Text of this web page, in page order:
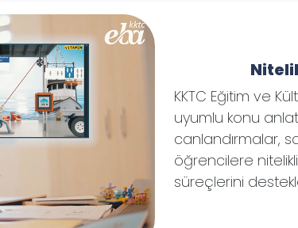
KKTC Eğitim ve
uyumlu konu
canlandırmalar,
öğrencilere
süreçlerini